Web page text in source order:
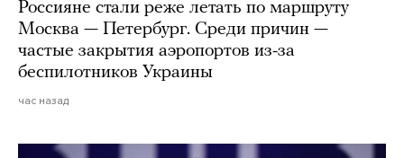
Россияне стали реже летать по маршруту
Москва — Петербург. Среди причин —
частые закрытия аэропортов из-за
беспилотников Украины
час назад